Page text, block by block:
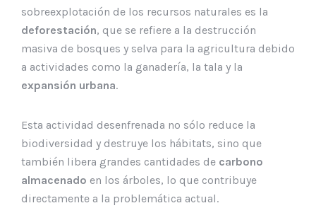
sobreexplotación de los recursos naturales es la
deforestación, que se refiere a la destrucción
masiva de bosques y selva para la agricultura debido
a actividades como la ganadería, la tala y la
expansión urbana.
Esta actividad desenfrenada no sólo reduce la
biodiversidad y destruye los hábitats, sino que
también libera grandes cantidades de carbono
almacenado en los árboles, lo que contribuye
directamente a la problemática actual.